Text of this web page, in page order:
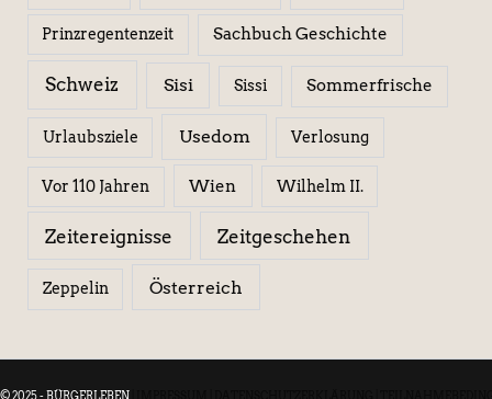
Prinzregentenzeit Sachbuch Geschichte
Schweiz Sisi Sissi Sommerfrische
Urlaubsziele Usedom Verlosung
Vor 110 Jahren Wien Wilhelm II.
Zeitereignisse Zeitgeschehen
Zeppelin Österreich
© 2025 - BÜRGERLEBEN